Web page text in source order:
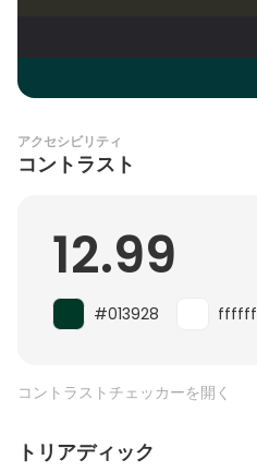
アクセシビリティ
コントラスト
12.99
#013928 ffffff
コントラストチェッカーを開く
トリアディック